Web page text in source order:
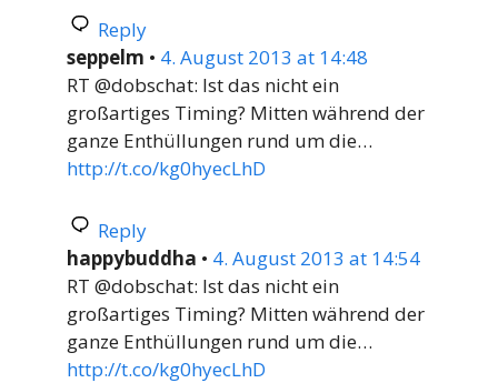
Reply
seppelm • 4. August 2013 at 14:48
RT @dobschat: Ist das nicht ein
großartiges Timing? Mitten während der
ganze Enthüllungen rund um die…
http://t.co/kg0hyecLhD
Reply
happybuddha • 4. August 2013 at 14:54
RT @dobschat: Ist das nicht ein
großartiges Timing? Mitten während der
ganze Enthüllungen rund um die…
http://t.co/kg0hyecLhD